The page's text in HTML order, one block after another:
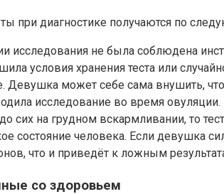
при диагностике получаются по
исследования не была соблюдена
условия хранения теста или
Девушка может себе сама внушить,
исследование во время овуляции.
сих на грудном вскармливании, то
состояние человека. Если девушка
что и приведёт к ложным
со здоровьем